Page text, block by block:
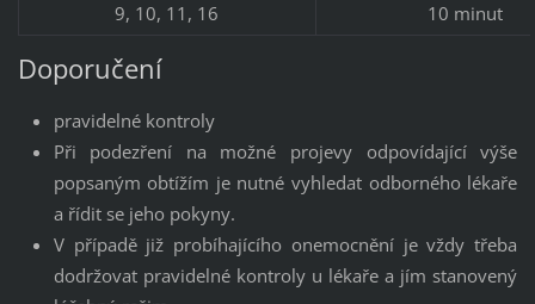
9, 10, 11, 16
10 minut
Doporučení
pravidelné kontroly
Při podezření na možné projevy odpovídající výše
popsaným obtížím je nutné vyhledat odborného lékaře
a řídit se jeho pokyny.
V případě již probíhajícího onemocnění je vždy třeba
dodržovat pravidelné kontroly u lékaře a jím stanovený